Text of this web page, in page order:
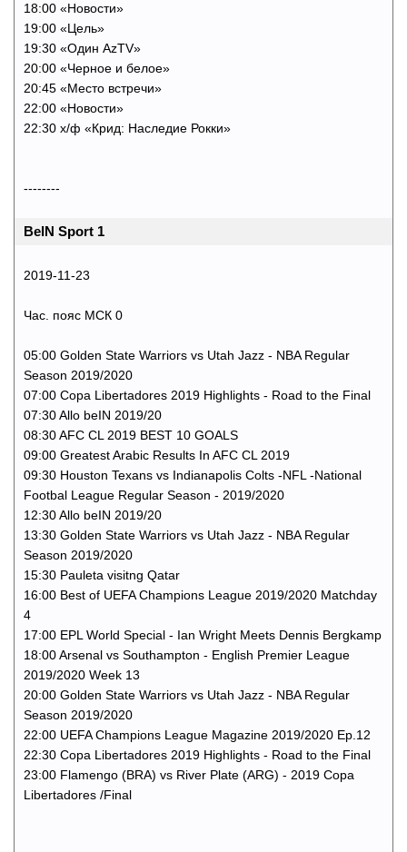
18:00 «Новости»
19:00 «Цель»
19:30 «Один AzTV»
20:00 «Черное и белое»
20:45 «Место встречи»
22:00 «Новости»
22:30 х/ф «Крид: Наследие Рокки»
--------
BeIN Sport 1
2019-11-23
Час. пояс МСК 0
05:00 Golden State Warriors vs Utah Jazz - NBA Regular
Season 2019/2020
07:00 Copa Libertadores 2019 Highlights - Road to the Final
07:30 Allo beIN 2019/20
08:30 AFC CL 2019 BEST 10 GOALS
09:00 Greatest Arabic Results In AFC CL 2019
09:30 Houston Texans vs Indianapolis Colts -NFL -National
Footbal League Regular Season - 2019/2020
12:30 Allo beIN 2019/20
13:30 Golden State Warriors vs Utah Jazz - NBA Regular
Season 2019/2020
15:30 Pauleta visitng Qatar
16:00 Best of UEFA Champions League 2019/2020 Matchday
4
17:00 EPL World Special - Ian Wright Meets Dennis Bergkamp
18:00 Arsenal vs Southampton - English Premier League
2019/2020 Week 13
20:00 Golden State Warriors vs Utah Jazz - NBA Regular
Season 2019/2020
22:00 UEFA Champions League Magazine 2019/2020 Ep.12
22:30 Copa Libertadores 2019 Highlights - Road to the Final
23:00 Flamengo (BRA) vs River Plate (ARG) - 2019 Copa
Libertadores /Final